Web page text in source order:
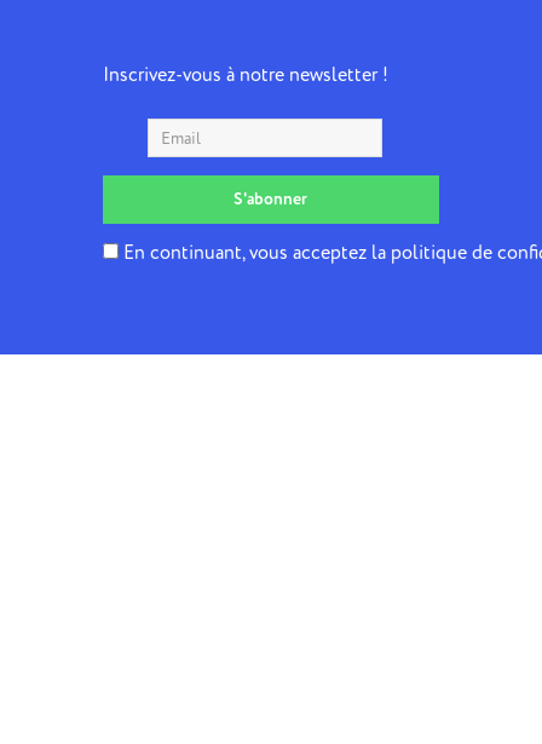
Inscrivez-vous à notre newsletter !
En continuant, vous acceptez la politique de